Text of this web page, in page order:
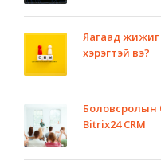
Яагаад жижиг
хэрэгтэй вэ?
Боловсролын
Bitrix24 CRM